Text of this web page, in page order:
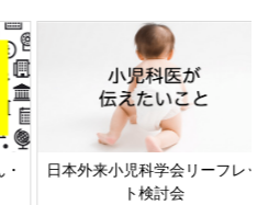
六星占術 細木かおりさんの人生
相談